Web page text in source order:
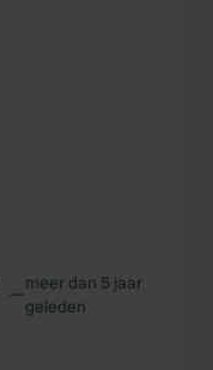
—meer dan 5 jaar
geleden